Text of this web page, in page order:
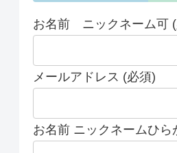
お名前 ニックネーム可
メールアドレス (必須)
お名前 ニックネームひら